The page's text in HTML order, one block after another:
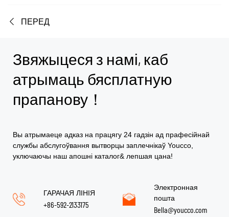
ПЕРЕД
Звяжыцеся з намі, каб
атрымаць бясплатную
прапанову！
Вы атрымаеце адказ на працягу 24 гадзін ад прафесійнай
службы абслугоўвання вытворцы заплечнікаў Youcco,
уключаючы наш апошні каталог& лепшая цана!
ГАРАЧАЯ ЛІНІЯ
+86-592-2133175
Электронная
пошта
Bella@youcco.com